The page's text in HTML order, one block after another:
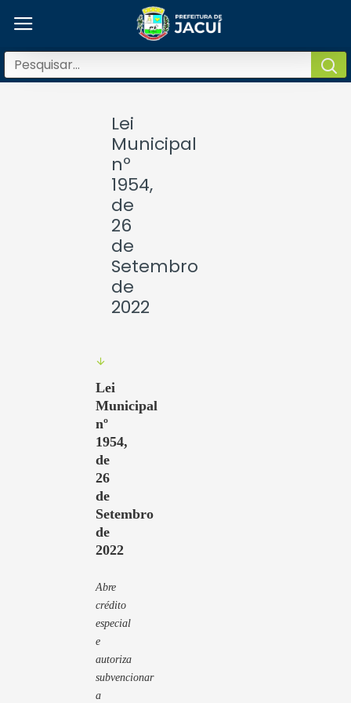
Lei
Municipal
nº
1954,
de
26
de
Setembro
de
2022
Lei
Municipal
nº
1954,
de
26
de
Setembro
de
2022
Abre
crédito
especial
e
autoriza
subvencionar
a